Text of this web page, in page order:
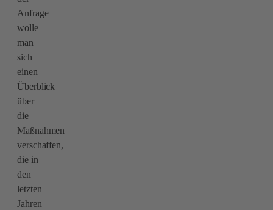
Anfrage
wolle
man
sich
einen
Überblick
über
die
Maßnahmen
verschaffen,
die in
den
letzten
Jahren